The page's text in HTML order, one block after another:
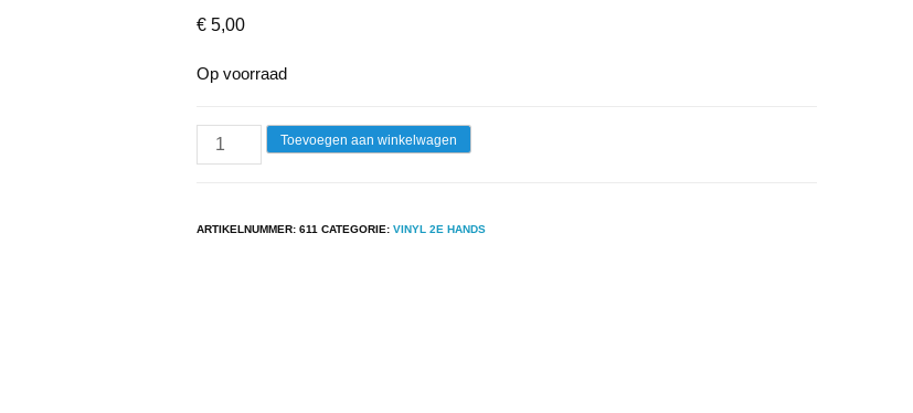
€ 5,00
Op voorraad
-
J.
Toevoegen aan winkelwagen
ARTIKELNUMMER:611 CATEGORIE:VINYL 2E HANDS